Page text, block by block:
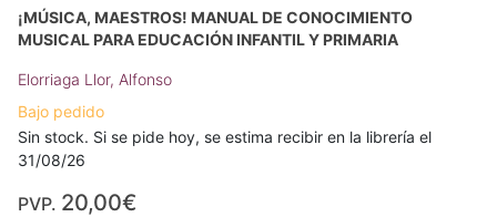
¡MÚSICA, MAESTROS! MANUAL DE CONOCIMIENTO
MUSICAL PARA EDUCACIÓN INFANTIL Y PRIMARIA
Elorriaga Llor, Alfonso
Bajo pedido
Sin stock. Si se pide hoy, se estima recibir en la librería el
31/08/26
PVP. 20,00€